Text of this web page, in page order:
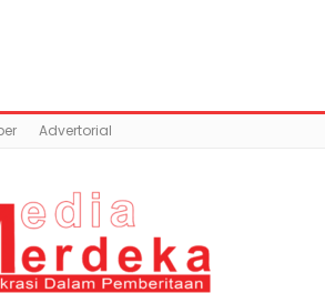
Advertorial